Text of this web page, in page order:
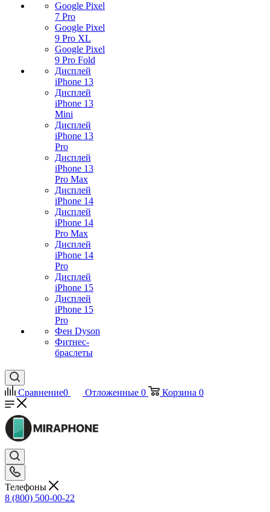
Google Pixel
7 Pro
Google Pixel
9 Pro XL
Google Pixel
9 Pro Fold
Дисплей
iPhone 13
Дисплей
iPhone 13
Mini
Дисплей
iPhone 13
Pro
Дисплей
iPhone 13
Pro Max
Дисплей
iPhone 14
Дисплей
iPhone 14
Pro Max
Дисплей
iPhone 14
Pro
Дисплей
iPhone 15
Дисплей
iPhone 15
Pro
Фен Dyson
Фитнес-
браслеты
Сравнение0 Отложенные 0 Корзина 0
Телефоны
8 (800) 500-00-22